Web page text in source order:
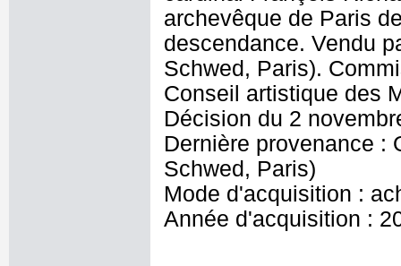
archevêque de Paris
descendance. Vendu
Schwed, Paris).
Conseil artistique des
Décision du 2
Dernière provenance :
Schwed, Paris)
Mode d'acquisition :
Année d'acquisition :